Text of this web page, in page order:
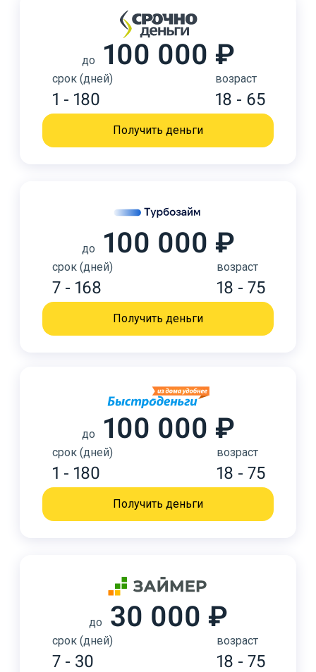
до 100 000 ₽
срок (дней)
1 - 180
возраст
18 - 65
Получить деньги
до 100 000 ₽
срок (дней)
7 - 168
возраст
18 - 75
Получить деньги
до 100 000 ₽
срок (дней)
1 - 180
возраст
18 - 75
Получить деньги
до 30 000 ₽
срок (дней)
7 - 30
возраст
18 - 75